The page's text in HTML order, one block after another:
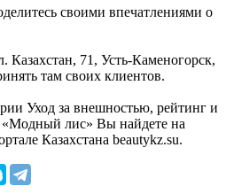
своими впечатлениями о
Казахстан, 71, Усть-Каменогорск,
там своих клиентов.
Уход за внешностью, рейтинг и
лис» Вы найдете на
Казахстана beautykz.su.